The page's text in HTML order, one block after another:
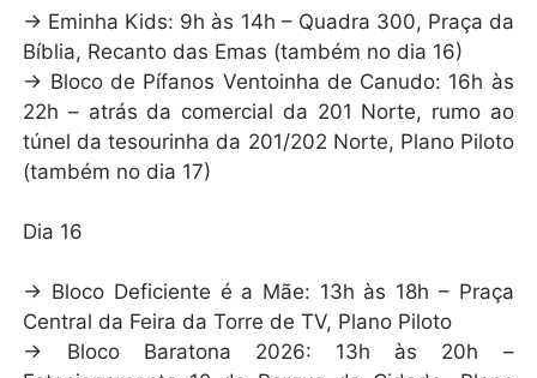
→ Eminha Kids: 9h às 14h – Quadra 300, Praça da
Bíblia, Recanto das Emas (também no dia 16)
→ Bloco de Pífanos Ventoinha de Canudo: 16h às
22h – atrás da comercial da 201 Norte, rumo ao
túnel da tesourinha da 201/202 Norte, Plano Piloto
(também no dia 17)
Dia 16
→ Bloco Deficiente é a Mãe: 13h às 18h – Praça
Central da Feira da Torre de TV, Plano Piloto
→ Bloco Baratona 2026: 13h às 20h –